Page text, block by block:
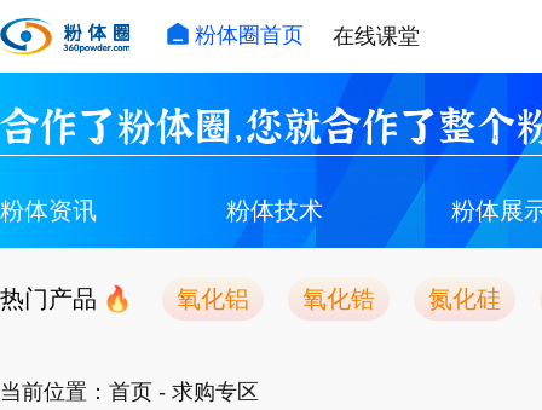
粉体圈首页 在线课堂
合作了粉体圈，您就合作了整个
粉体资讯 粉体技术 粉体展
热门产品 氧化铝 氧化锆 氮化硅
当前位置： 首页 - 求购专区